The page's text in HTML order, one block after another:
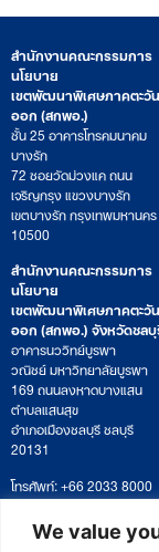
We value
สำนักงานคณะกรรมการ
นโยบาย
เขตพัฒนาพิเศษภาคตะวัน
ออก (สกพอ.)
ชั้น 25 อาคารโทรคมนาคม
บางรัก
72 ซอยวัดม่วงแค ถนน
เจริญกรุง แขวงบางรัก
เขตบางรัก กรุงเทพมหานคร
10500
สำนักงานคณะกรรมการ
นโยบาย
เขตพัฒนาพิเศษภาคตะวัน
ออก (สกพอ.) จังหวัดชล
อาคารนววิทย์บูรพา
วณิชย์ มหาวิทยาลัยบูรพา
169 ถนนลงหาดบางแสน
ตำบลแสนสุข
อำเภอเมืองชลบุรี ชลบุรี
20131
โทรศัพท์: +66 2033 8000
เวลาทำการ: จันทร์ – ศุกร์
09:00 – 17:00 น.
ติดตามหนังสือหรือยื่นเอกส